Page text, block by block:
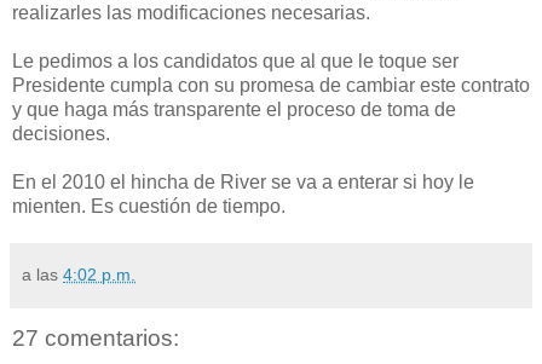
realizarles las modificaciones necesarias.
Le pedimos a los candidatos que al que le toque ser
Presidente cumpla con su promesa de cambiar este contrato
y que haga más transparente el proceso de toma de
decisiones.
En el 2010 el hincha de River se va a enterar si hoy le
mienten. Es cuestión de tiempo.
a las 4:02 p.m.
27 comentarios: